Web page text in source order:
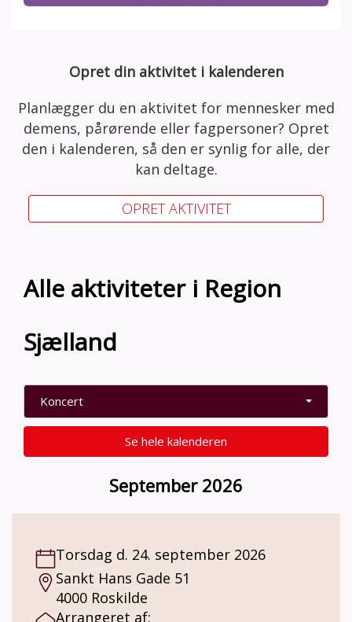
Opret din aktivitet i kalenderen
Planlægger du en aktivitet for mennesker med
demens, pårørende eller fagpersoner? Opret
den i kalenderen, så den er synlig for alle, der
kan deltage.
OPRET AKTIVITET
Alle aktiviteter i Region
Sjælland
Koncert
Se hele kalenderen
September 2026
Torsdag d. 24. september 2026
Sankt Hans Gade 51
4000 Roskilde
Arrangeret af: